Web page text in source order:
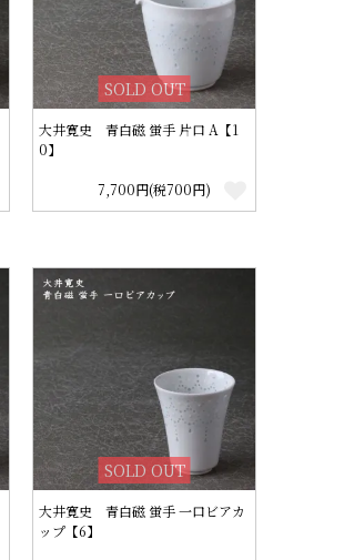
SOLD OUT
大井寛史 青白磁 蛍手 片口 A【1
0】
7,700円(税700円)
SOLD OUT
大井寛史 青白磁 蛍手 一口ビアカ
ップ【6】